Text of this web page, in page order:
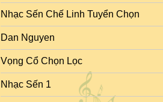
Nhạc Sến Chế Linh Tuyển Chọn
Dan Nguyen
Vọng Cổ Chọn Lọc
Nhạc Sến 1